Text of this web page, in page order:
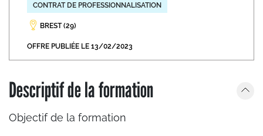
CONTRAT DE PROFESSIONNALISATION
BREST (29)
OFFRE PUBLIÉE LE 13/02/2023
Descriptif de la formation
Objectif de la formation